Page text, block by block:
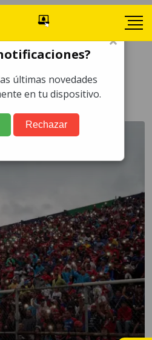
2026
×
últimas novedades
en tu dispositivo.
Rechazar